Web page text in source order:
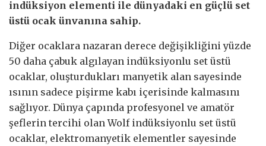
indüksiyon elementi ile dünyadaki en güçlü set
üstü ocak ünvanına sahip.
Diğer ocaklara nazaran derece değişikliğini yüzde
50 daha çabuk algılayan indüksiyonlu set üstü
ocaklar, oluşturdukları manyetik alan sayesinde
ısının sadece pişirme kabı içerisinde kalmasını
sağlıyor. Dünya çapında profesyonel ve amatör
şeflerin tercihi olan Wolf indüksiyonlu set üstü
ocaklar, elektromanyetik elementler sayesinde